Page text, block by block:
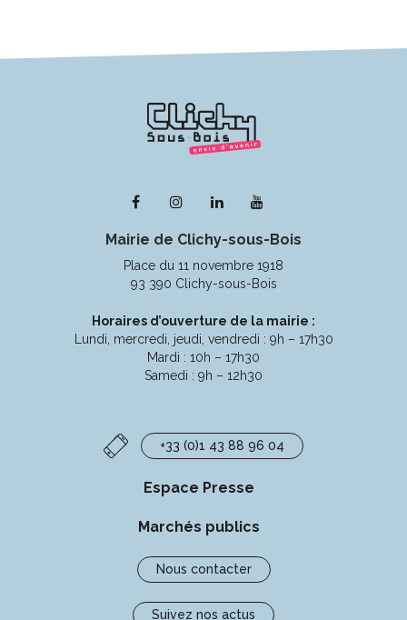
Lien
le
compte
Facebook
Lien
le
compte
Instagram
Lien
le
compte
Linkedin
la
chaîne
Youtube
Mairie de Clichy-sous-Bois
Place du 11 novembre 1918
93 390 Clichy-sous-Bois
Horaires d’ouverture de la mairie :
Lundi, mercredi, jeudi, vendredi : 9h – 17h30
Mardi : 10h – 17h30
Samedi : 9h – 12h30
+33 (0)1 43 88 96 04
Espace Presse
Marchés publics
Nous contacter
Suivez nos actus